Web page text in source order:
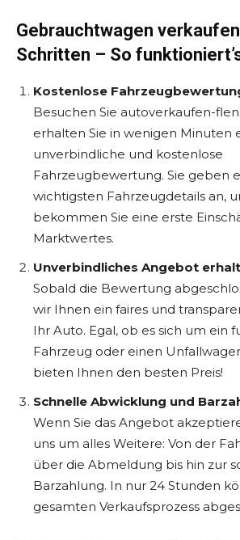
Gebrauchtwagen
Schritten – So
Kostenlose
Besuchen Sie autoverkaufen-
erhalten Sie in wenigen Minuten
unverbindliche und kostenlose
Fahrzeugbewertung. Sie geben
wichtigsten Fahrzeugdetails an,
bekommen Sie eine erste
Marktwertes.
Unverbindliches Angebot
Sobald die Bewertung
wir Ihnen ein faires und
Ihr Auto. Egal, ob es sich um ein
Fahrzeug oder einen
bieten Ihnen den besten Preis!
Schnelle Abwicklung und
Wenn Sie das Angebot
uns um alles Weitere: Von der
über die Abmeldung bis hin zur
Barzahlung. In nur 24 Stunden
gesamten Verkaufsprozess